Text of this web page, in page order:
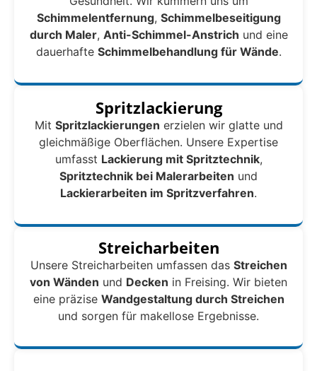
Schimmelentfernung, Schimmelbeseitigung
durch Maler, Anti-Schimmel-Anstrich und eine
dauerhafte Schimmelbehandlung für Wände.
Spritzlackierung
Mit Spritzlackierungen erzielen wir glatte und
gleichmäßige Oberflächen. Unsere Expertise
umfasst Lackierung mit Spritztechnik,
Spritztechnik bei Malerarbeiten und
Lackierarbeiten im Spritzverfahren.
Streicharbeiten
Unsere Streicharbeiten umfassen das Streichen
von Wänden und Decken in Freising. Wir bieten
eine präzise Wandgestaltung durch Streichen
und sorgen für makellose Ergebnisse.